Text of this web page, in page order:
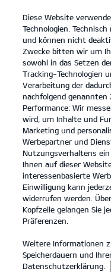
open
menu
PROBEFAHRT
Modelle
Business
Angebote
Diese Website
Technologien.
und können nicht
Zwecke bitten wir um
sowohl in das Setzen
Tracking-Technologien
Verarbeitung der
nachfolgend genannten
Performance: Wir
wird, um Inhalte und
Marketing und
Werbepartner und
Nutzungsverhaltens
Ihnen auf dieser
interessenbasierte
Einwilligung kann
widerrufen werden.
Kopfzeile gelangen Sie
Präferenzen.
Weitere Informationen
Speicherdauern und
Datenschutzerklärung.